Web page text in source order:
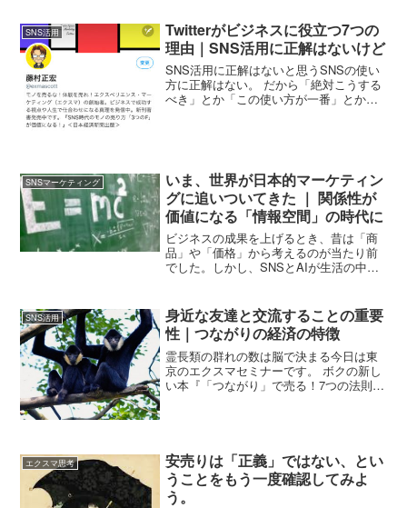
SNS活用
Twitterがビジネスに役立つ7つの
理由｜SNS活用に正解はないけど
SNS活用に正解はないと思うSNSの使い
方に正解はない。 だから「絶対こうする
べき」とか「この使い方が一番」とか、
SNSマーケティング
いま、世界が日本的マーケティン
グに追いついてきた ｜ 関係性が
価値になる「情報空間」の時代に
ビジネスの成果を上げるとき、昔は「商
品」や「価格」から考えるのが当たり前
でした。しかし、SNSとAIが生活の中心
ごとではありません。関係性の深さが、
そのまま売上に直結する時代がきたとい
うこと。
SNS活用
身近な友達と交流することの重要
性｜つながりの経済の特徴
霊長類の群れの数は脳で決まる今日は東
京のエクスマセミナーです。 ボクの新し
い本『「つながり」で売る！7つの法則』
エクスマ思考
安売りは「正義」ではない、とい
うことをもう一度確認してみよ
う。